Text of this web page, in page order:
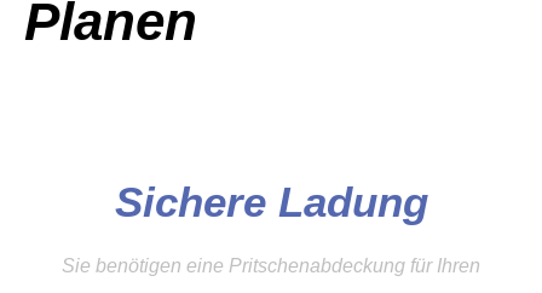
Planen
Sichere Ladung
Sie benötigen eine Pritschenabdeckung für Ihren